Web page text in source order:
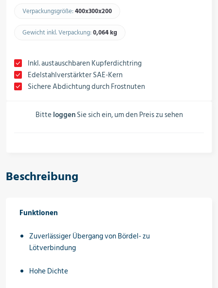
Schaltschränke
Installationsmaterial
Kältemittel & Technische Gase
Werkzeuge & Messgeräte
Verpackungsgröße:400x300x200​
Gewicht inkl. Verpackung:0,064 kg​
Inkl. austauschbaren Kupferdichtring
Edelstahlverstärkter SAE-Kern
Sichere Abdichtung durch Frostnuten
Bitte loggenSie sich ein, um den Preis zu sehen
Beschreibung
Funktionen
Zuverlässiger Übergang von Bördel- zu
Lötverbindung
Hohe Dichte